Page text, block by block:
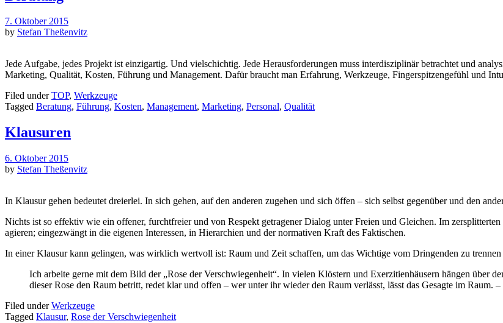
7. Oktober 2015
by Stefan Theßenvitz
Jede Aufgabe, jedes Projekt ist einzigartig. Und vielschichtig. Jede Herausforderungen muss interdisziplinär betrachtet und
Marketing, Qualität, Kosten, Führung und Management. Dafür braucht man Erfahrung, Werkzeuge, Fingerspitzengefühl und
Filed underTOP, Werkzeuge
Tagged Beratung, Führung, Kosten, Management, Marketing, Personal, Qualität
Klausuren
6. Oktober 2015
by Stefan Theßenvitz
In Klausur gehen bedeutet dreierlei. In sich gehen, auf den anderen zugehen und sich öffen – sich selbst gegenüber und den
Nichts ist so effektiv wie ein offener, furchtfreier und von Respekt getragener Dialog unter Freien und Gleichen. Im
agieren; eingezwängt in die eigenen Interessen, in Hierarchien und der normativen Kraft des Faktischen.
In einer Klausur kann gelingen, was wirklich wertvoll ist: Raum und Zeit schaffen, um das Wichtige vom Dringenden zu
Ich arbeite gerne mit dem Bild der „Rose der Verschwiegenheit“. In vielen Klöstern und Exerzitienhäusern hängen über
dieser Rose den Raum betritt, redet klar und offen – wer unter ihr wieder den Raum verlässt, lässt das Gesagte im Raum.
Filed underWerkzeuge
Tagged Klausur, Rose der Verschwiegenheit